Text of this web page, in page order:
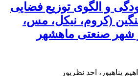
و الگوی توزیع فضایی
(کروم، نیکل، مس،
صنعتی ماهشهر
پناهپور، احد نظرپور